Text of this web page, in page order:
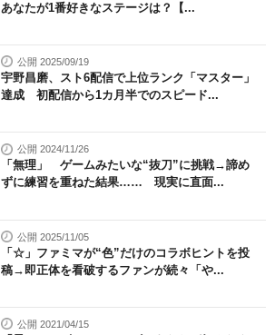
あなたが1番好きなステージは？【...
公開 2025/09/19
宇野昌磨、スト6配信で上位ランク「マスター」
達成 初配信から1カ月半でのスピード...
公開 2024/11/26
「無理」 ゲームみたいな“抜刀”に挑戦→諦め
ずに練習を重ねた結果…… 現実に直面...
公開 2025/11/05
「☆」ファミマが“色”だけのコラボヒントを投
稿→即正体を看破するファンが続々「や...
公開 2021/04/15